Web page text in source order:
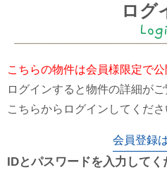
ログ
こちらの物件は会員様限定で公
ログインすると物件の詳細がご
こちらからログインしてくださ
会員登録
IDとパスワードを入力してく